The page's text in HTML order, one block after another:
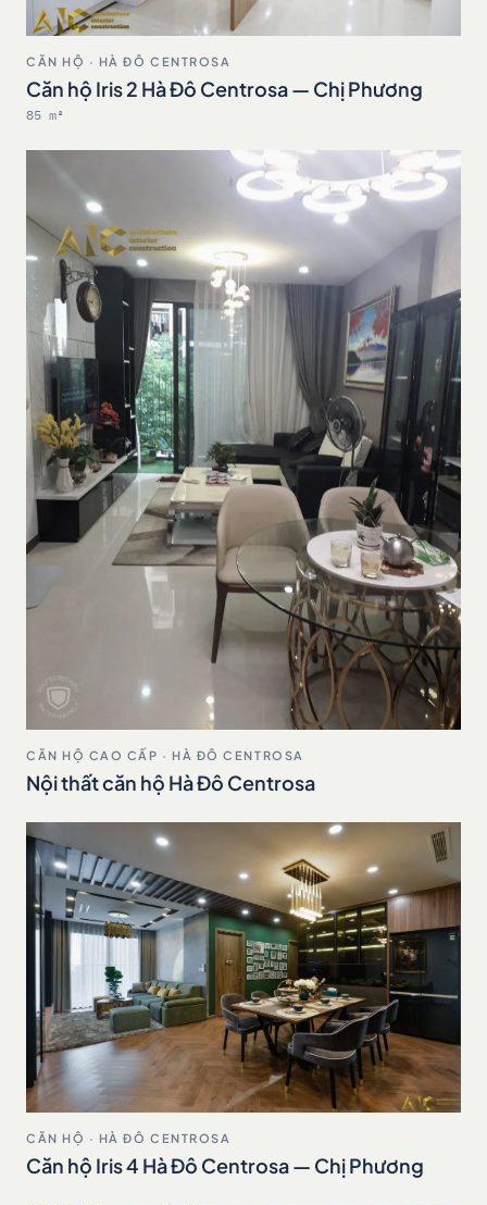
CĂN HỘ · HÀ ĐÔ CENTROSA
Căn hộ Iris 2 Hà Đô Centrosa — Chị Phương
85 m²
CĂN HỘ CAO CẤP · HÀ ĐÔ CENTROSA
Nội thất căn hộ Hà Đô Centrosa
CĂN HỘ · HÀ ĐÔ CENTROSA
Căn hộ Iris 4 Hà Đô Centrosa — Chị Phương